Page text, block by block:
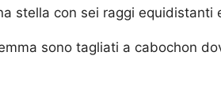
stella con sei raggi equidistanti
sono tagliati a cabochon